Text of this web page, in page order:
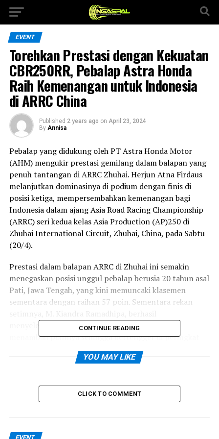
EVENT
Torehkan Prestasi dengan Kekuatan
CBR250RR, Pebalap Astra Honda
Raih Kemenangan untuk Indonesia
di ARRC China
Published 2 years ago on April 23, 2024
By Annisa
Pebalap yang didukung oleh PT Astra Honda Motor
(AHM) mengukir prestasi gemilang dalam balapan yang
penuh tantangan di ARRC Zhuhai. Herjun Atna Firdaus
melanjutkan dominasinya di podium dengan finis di
posisi ketiga, mempersembahkan kemenangan bagi
Indonesia dalam ajang Asia Road Racing Championship
(ARRC) seri kedua kelas Asia Production (AP)250 di
Zhuhai International Circuit, Zhuhai, China, pada Sabtu
(20/4).
Prestasi dalam balapan ARRC di Zhuhai ini semakin
menegaskan posisi unggul pebalap berusia 20 tahun asal
Pati, Jawa Tengah, yang kini memuncaki klasemen
sementara dengan raihan 57 poin. Sementara rekan
menyelesaikan balapan di posisi keenam, turut
menambah poinnya sehingga bertengger di peringkat
ketujuh dengan 31 poin.
dan keenam masing-masing. Adenanta kini menduduki
peringkat kedua dalam klasemen dengan 49 poin,
sementara Rheza masih bertahan di urutan keenam
CONTINUE READING
YOU MAY LIKE
CLICK TO COMMENT
EVENT